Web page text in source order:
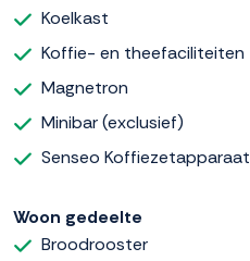
Koelkast
Koffie- en theefaciliteiten
Magnetron
Minibar (exclusief)
Senseo Koffiezetapparaat
Woon gedeelte
Broodrooster